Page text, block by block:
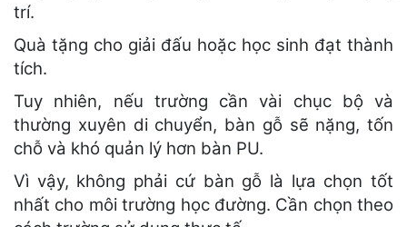
trí.
Quà tặng cho giải đấu hoặc học sinh đạt thành
tích.
Tuy nhiên, nếu trường cần vài chục bộ và
thường xuyên di chuyển, bàn gỗ sẽ nặng, tốn
chỗ và khó quản lý hơn bàn PU.
Vì vậy, không phải cứ bàn gỗ là lựa chọn tốt
nhất cho môi trường học đường. Cần chọn theo